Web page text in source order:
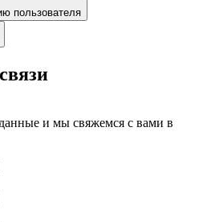
пользователя
и мы свяжемся с вами в